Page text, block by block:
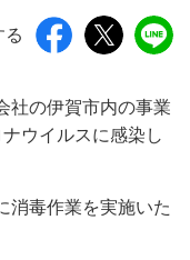
る
社の伊賀市内の事業
ウイルスに感染し
消毒作業を実施いた